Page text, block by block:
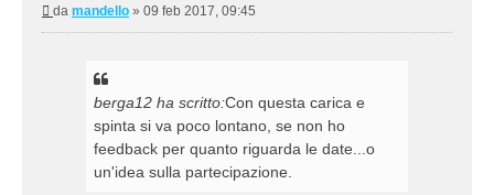
Messaggio
da mandello » 09 feb 2017, 09:45
berga12 ha scritto:Con questa carica e
spinta si va poco lontano, se non ho
feedback per quanto riguarda le date...o
un'idea sulla partecipazione.